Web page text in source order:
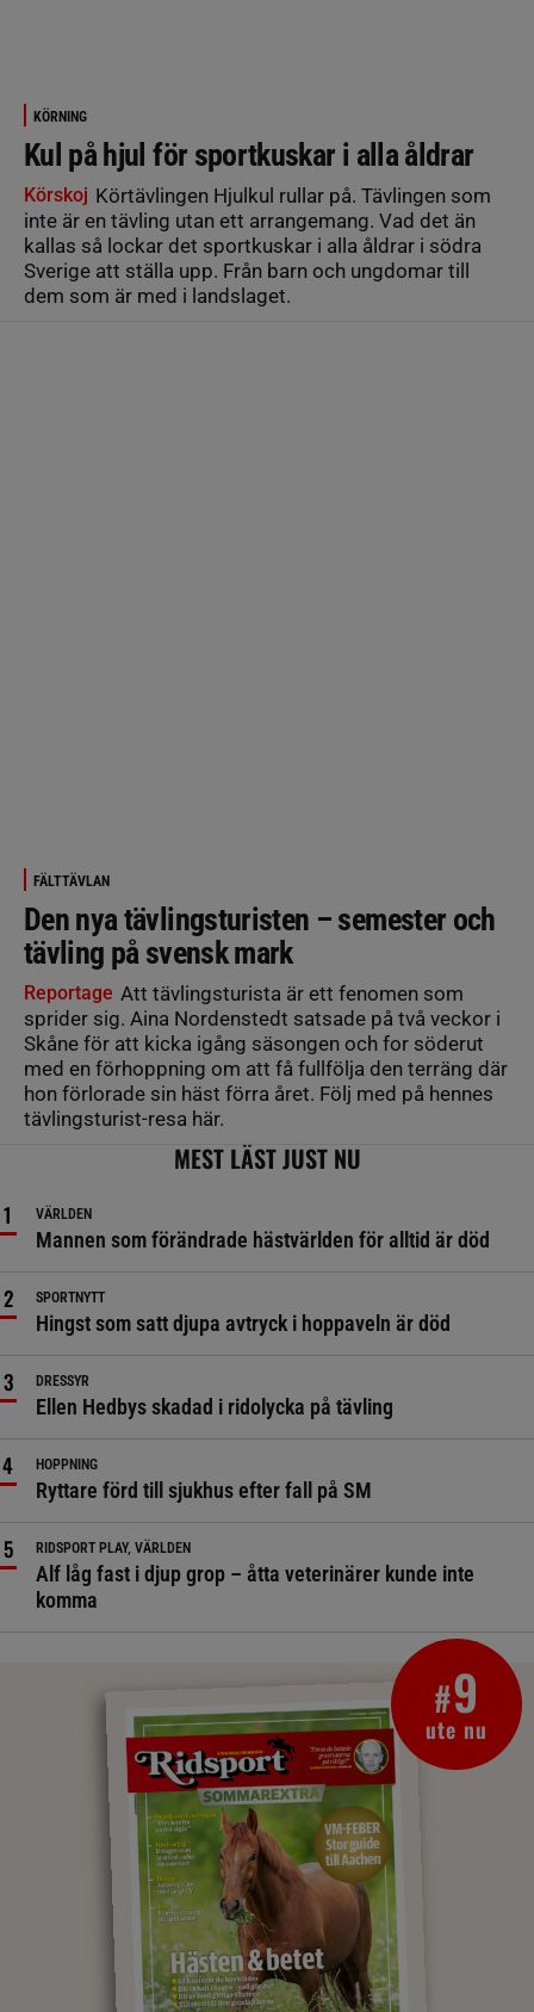
KÖRNING
Kul på hjul för sportkuskar i alla åldrar
Körskoj Körtävlingen Hjulkul rullar på. Tävlingen som
inte är en tävling utan ett arrangemang. Vad det än
kallas så lockar det sportkuskar i alla åldrar i södra
Sverige att ställa upp. Från barn och ungdomar till
dem som är med i landslaget.
FÄLTTÄVLAN
Den nya tävlingsturisten – semester och
tävling på svensk mark
Reportage Att tävlingsturista är ett fenomen som
sprider sig. Aina Nordenstedt satsade på två veckor i
Skåne för att kicka igång säsongen och for söderut
med en förhoppning om att få fullfölja den terräng där
hon förlorade sin häst förra året. Följ med på hennes
tävlingsturist-resa här.
MEST LÄST JUST NU
VÄRLDEN
Mannen som förändrade hästvärlden för alltid är död
SPORTNYTT
Hingst som satt djupa avtryck i hoppaveln är död
DRESSYR
Ellen Hedbys skadad i ridolycka på tävling
HOPPNING
Ryttare förd till sjukhus efter fall på SM
RIDSPORT PLAY, VÄRLDEN
Alf låg fast i djup grop – åtta veterinärer kunde inte
komma
#9
ute nu